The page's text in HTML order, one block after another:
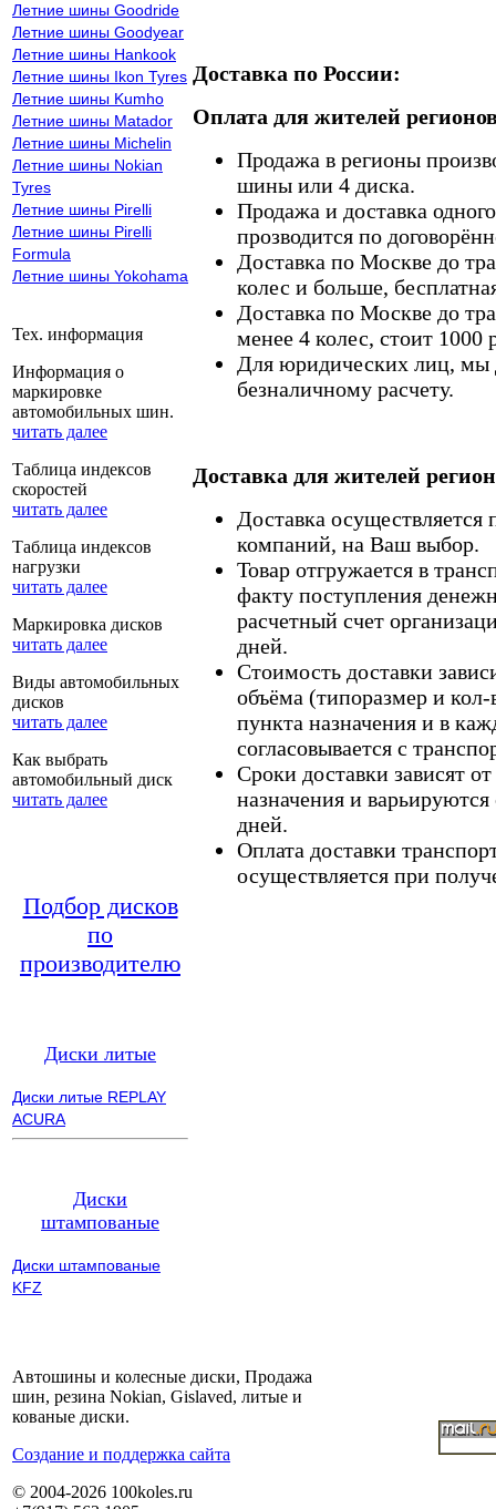
Летние шины Goodride
Летние шины Goodyear
Летние шины Hankook
Летние шины Ikon Tyres
Летние шины Kumho
Летние шины Matador
Летние шины Michelin
Летние шины Nokian
Tyres
Летние шины Pirelli
Летние шины Pirelli
Formula
Летние шины Yokohama
Тех. информация
Информация о
маркировке
автомобильных шин.
читать далее
Таблица индексов
скоростей
читать далее
Таблица индексов
нагрузки
читать далее
Маркировка дисков
читать далее
Виды автомобильных
дисков
читать далее
Как выбрать
автомобильный диск
читать далее
Подбор дисков
по
производителю
Диски литые
Диски литые REPLAY
ACURA
Диски
штампованые
Диски штампованые
KFZ
Доставка по России:
Оплата для жителей
Продажа в регионы
шины или 4 диска.
Продажа и доставка
прозводится по
Доставка по Москве до
колес и больше,
Доставка по Москве до
менее 4 колес, стоит 1000
Для юридических лиц, мы
безналичному расчету.
Доставка для жителей
Доставка
компаний, на Ваш выбор.
Товар отгружается в
факту поступления
расчетный счет
дней.
Стоимость доставки
объёма (типоразмер и кол-
пункта назначения и в
согласовывается с
Сроки доставки зависят
назначения и
дней.
Оплата доставки
осуществляется при
Автошины и колесные диски, Продажа
шин, резина Nokian, Gislaved, литые и
кованые диски.
Cоздание и поддержка сайта
© 2004-2026 100koles.ru